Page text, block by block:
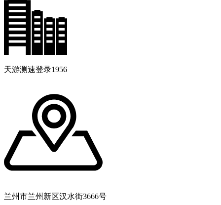
天游测速登录1956
兰州市兰州新区汉水街3666号